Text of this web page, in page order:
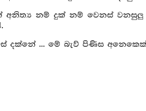
අනිත්‍ය නම් දුක් නම් වෙනස්
දක්නේ ... මේ බැව් පිණිස